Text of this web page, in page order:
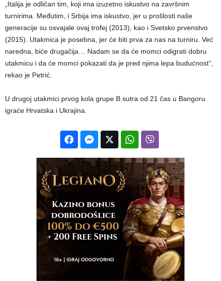
„Italija je odličan tim, koji ima izuzetno iskustvo na završnim
turnirima. Međutim, i Srbija ima iskustvo, jer u prošlosti naše
generacije su osvajale ovaj trofej (2013), kao i Svetsko prvenstvo
(2015). Utakmica je posebna, jer će biti prva za nas na turniru. Već
naredna, biće drugačija… Nadam se da će momci odigrati dobru
utakmicu i da će momci pokazati da je pred njima lepa budućnost“,
rekao je Petrić.
U drugoj utakmici prvog kola grupe B sutra od 21 čas u Bangoru
igraće Hrvatska i Ukrajina.